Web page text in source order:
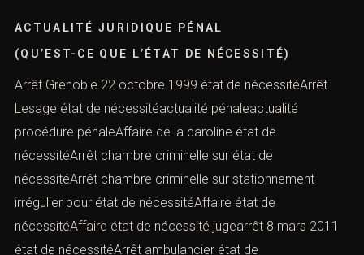
ACTUALITÉ JURIDIQUE PÉNAL
(QU’EST-CE QUE L’ÉTAT DE NÉCESSITÉ)
Arrêt Grenoble 22 octobre 1999 état de nécessitéArrêt
Lesage état de nécessitéactualité pénaleactualité
procédure pénaleAffaire de la caroline état de
nécessitéArrêt chambre criminelle sur état de
nécessitéArrêt chambre criminelle sur stationnement
irrégulier pour état de nécessitéAffaire état de
nécessitéAffaire état de nécessité jugearrêt 8 mars 2011
état de nécessitéArrêt ambulancier état de